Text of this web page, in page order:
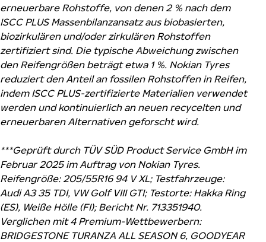
erneuerbare Rohstoffe, von denen 2 % nach dem
ISCC PLUS Massenbilanzansatz aus biobasierten,
biozirkulären und/oder zirkulären Rohstoffen
zertifiziert sind. Die typische Abweichung zwischen
den Reifengrößen beträgt etwa 1 %. Nokian Tyres
reduziert den Anteil an fossilen Rohstoffen in Reifen,
indem ISCC PLUS-zertifizierte Materialien verwendet
werden und kontinuierlich an neuen recycelten und
erneuerbaren Alternativen geforscht wird.
***Geprüft durch TÜV SÜD Product Service GmbH im
Februar 2025 im Auftrag von Nokian Tyres.
Reifengröße: 205/55R16 94 V XL; Testfahrzeuge:
Audi A3 35 TDI, VW Golf VIII GTI; Testorte: Hakka Ring
(ES), Weiße Hölle (FI); Bericht Nr. 713351940.
Verglichen mit 4 Premium-Wettbewerbern:
BRIDGESTONE TURANZA ALL SEASON 6, GOODYEAR